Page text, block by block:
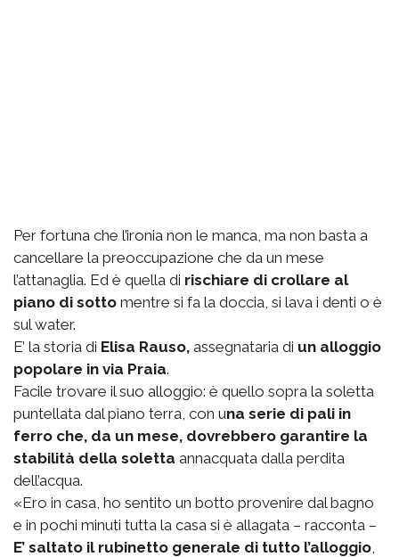
Per fortuna che l’ironia non le manca, ma non basta a
cancellare la preoccupazione che da un mese
l’attanaglia. Ed è quella di rischiare di crollare al
piano di sotto mentre si fa la doccia, si lava i denti o è
sul water.
E’ la storia di Elisa Rauso, assegnataria di un alloggio
popolare in via Praia.
Facile trovare il suo alloggio: è quello sopra la soletta
puntellata dal piano terra, con una serie di pali in
ferro che, da un mese, dovrebbero garantire la
stabilità della soletta annacquata dalla perdita
dell’acqua.
«Ero in casa, ho sentito un botto provenire dal bagno
e in pochi minuti tutta la casa si è allagata – racconta –
E’ saltato il rubinetto generale di tutto l’alloggio